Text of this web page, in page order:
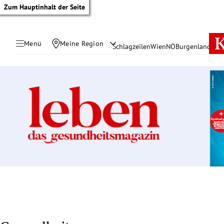
Zum Hauptinhalt der Seite
Menü Meine Region SchlagzeilenWienNÖBurgenland
Untermenü